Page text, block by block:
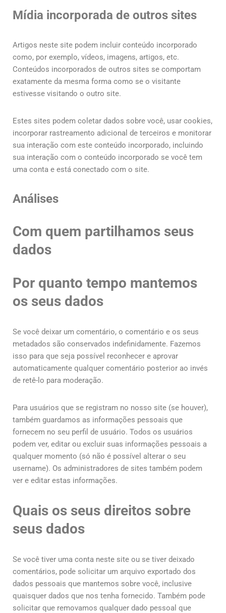
Mídia incorporada de outros sites
Artigos neste site podem incluir conteúdo incorporado
como, por exemplo, vídeos, imagens, artigos, etc.
Conteúdos incorporados de outros sites se comportam
exatamente da mesma forma como se o visitante
estivesse visitando o outro site.
Estes sites podem coletar dados sobre você, usar cookies,
incorporar rastreamento adicional de terceiros e monitorar
sua interação com este conteúdo incorporado, incluindo
sua interação com o conteúdo incorporado se você tem
uma conta e está conectado com o site.
Análises
Com quem partilhamos seus
dados
Por quanto tempo mantemos
os seus dados
Se você deixar um comentário, o comentário e os seus
metadados são conservados indefinidamente. Fazemos
isso para que seja possível reconhecer e aprovar
automaticamente qualquer comentário posterior ao invés
de retê-lo para moderação.
Para usuários que se registram no nosso site (se houver),
também guardamos as informações pessoais que
fornecem no seu perfil de usuário. Todos os usuários
podem ver, editar ou excluir suas informações pessoais a
qualquer momento (só não é possível alterar o seu
username). Os administradores de sites também podem
ver e editar estas informações.
Quais os seus direitos sobre
seus dados
Se você tiver uma conta neste site ou se tiver deixado
comentários, pode solicitar um arquivo exportado dos
dados pessoais que mantemos sobre você, inclusive
quaisquer dados que nos tenha fornecido. Também pode
solicitar que removamos qualquer dado pessoal que